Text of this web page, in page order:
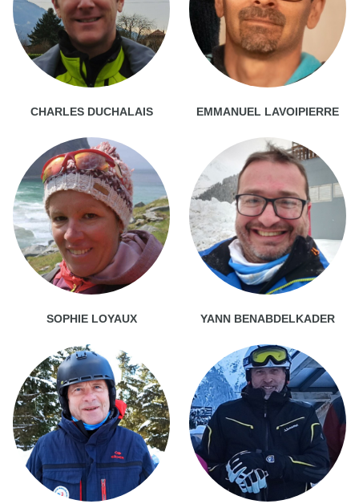
CHARLES DUCHALAIS EMMANUEL LAVOIPIERRE
SOPHIE LOYAUX YANN BENABDELKADER